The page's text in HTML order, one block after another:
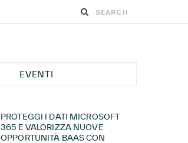
EVENTI
PROTEGGI I DATI MICROSOFT
365 E VALORIZZA NUOVE
OPPORTUNITÀ BAAS CON